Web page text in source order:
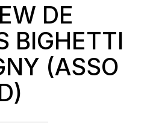
DE
BIGHETTI
(ASSO